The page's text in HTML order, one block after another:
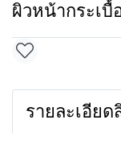
ผิวหน้ากระเบื้
รายละเอีย